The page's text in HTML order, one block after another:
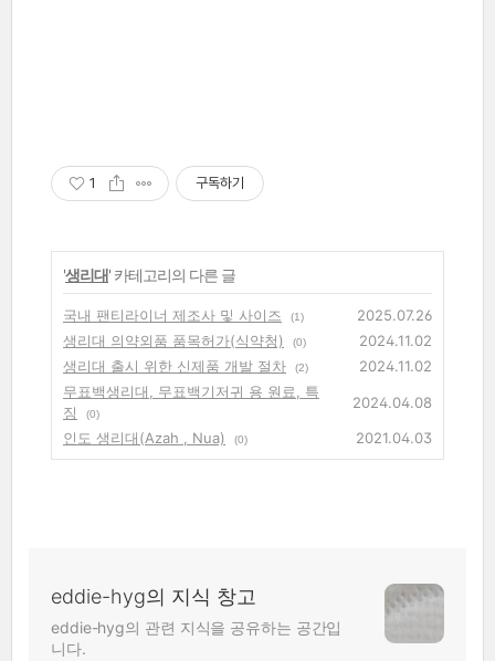
1 구독하기
'생리대' 카테고리의 다른 글
국내 팬티라이너 제조사 및 사이즈 (1)
2025.07.26
생리대 의약외품 품목허가(식약청)
(0)
2024.11.02
생리대 출시 위한 신제품 개발 절차
(2)
2024.11.02
무표백생리대, 무표백기저귀 용 원료, 특
징
(0)
2024.04.08
인도 생리대(Azah , Nua)
(0) 2021.04.03
eddie-hyg의 지식 창고
eddie-hyg의 관련 지식을 공유하는 공간입
니다.